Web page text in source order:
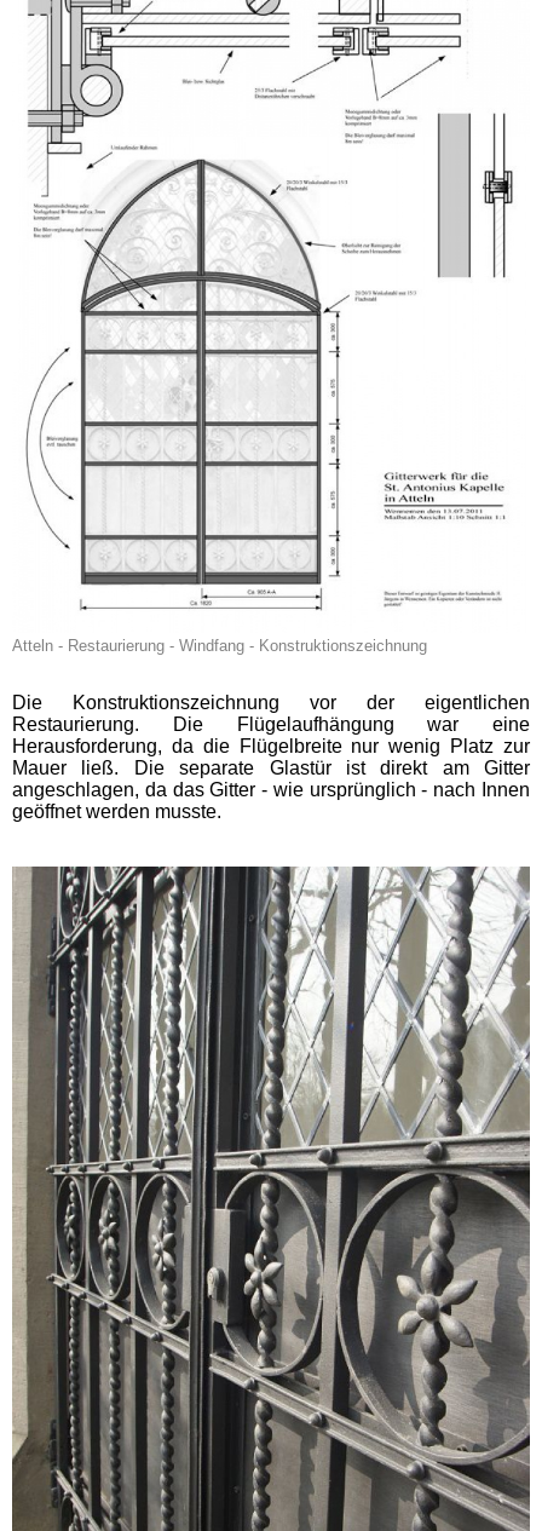
Atteln - Restaurierung - Windfang - Konstruktionszeichnung
Die Konstruktionszeichnung vor der eigentlichen
Restaurierung. Die Flügelaufhängung war eine
Herausforderung, da die Flügelbreite nur wenig Platz zur
Mauer ließ. Die separate Glastür ist direkt am Gitter
angeschlagen, da das Gitter - wie ursprünglich - nach Innen
geöffnet werden musste.